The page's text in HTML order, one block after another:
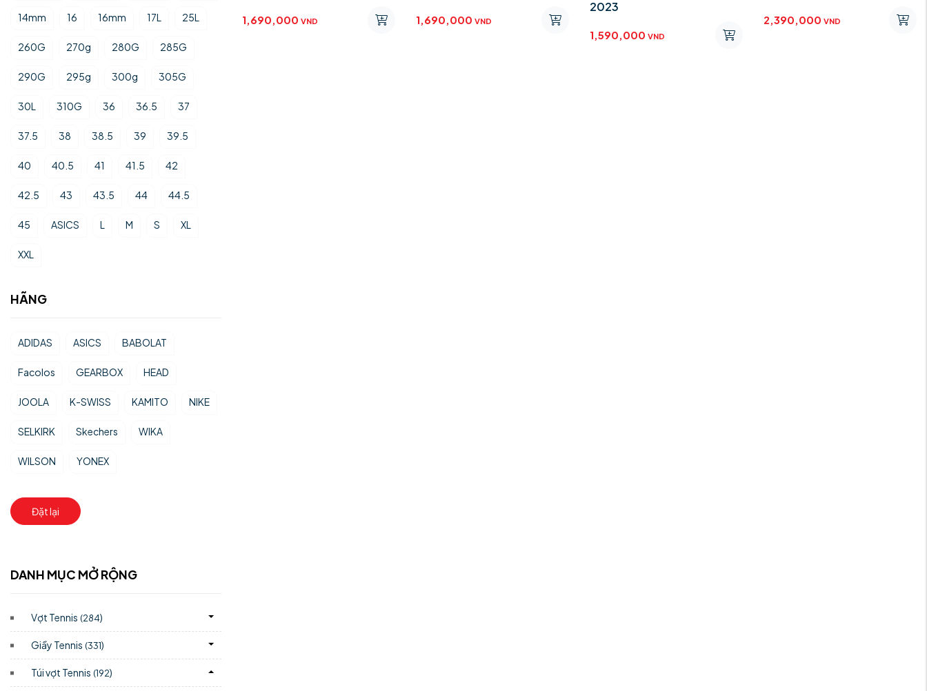
14mm 16 16mm 17L 25L
260G 270g 280G 285G
290G 295g 300g 305G
30L 310G 36 36.5 37
37.5 38 38.5 39 39.5
40 40.5 41 41.5 42
42.5 43 43.5 44 44.5
45 ASICS L M S XL
XXL
HÃNG
ADIDAS ASICS BABOLAT
Facolos GEARBOX HEAD
JOOLA K-SWISS KAMITO NIKE
SELKIRK Skechers WIKA
WILSON YONEX
Đặt lại
DANH MỤC MỞ RỘNG
Vợt Tennis (284)
Giầy Tennis (331)
Túi vợt Tennis (192)
1,690,000 VND 1,690,000 VND
2023
1,590,000 VND
2,390,000 VND